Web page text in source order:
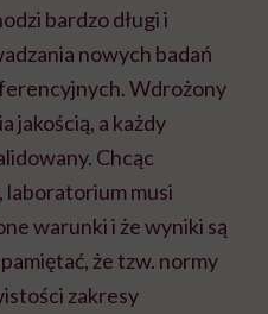
bardzo długi i
nowych badań
Wdrożony
jakością, a każdy
Chcąc
musi
warunki i że wyniki są
że tzw. normy
zakresy